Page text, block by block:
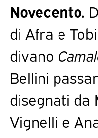
Novecento.
di Afra e
divano
Bellini
disegnati da
Vignelli e